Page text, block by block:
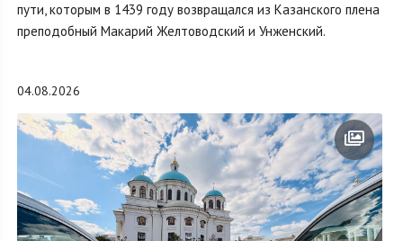
пути, которым в 1439 году возвращался из Казанского плена
преподобный Макарий Желтоводский и Унженский.
04.08.2026